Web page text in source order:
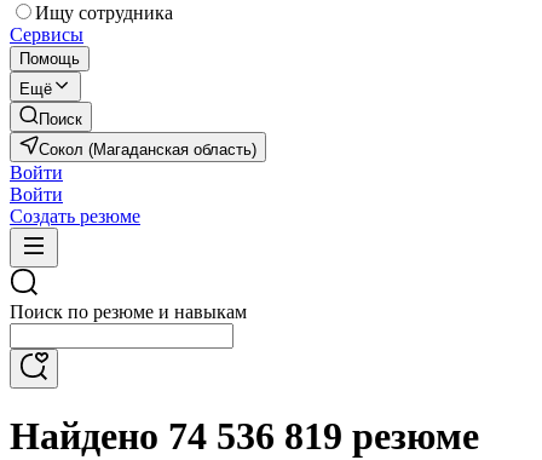
Ищу сотрудника
Сервисы
Помощь
Ещё
Поиск
Сокол (Магаданская область)
Войти
Войти
Создать резюме
Поиск по резюме и навыкам
Найдено 74 536 819 резюме